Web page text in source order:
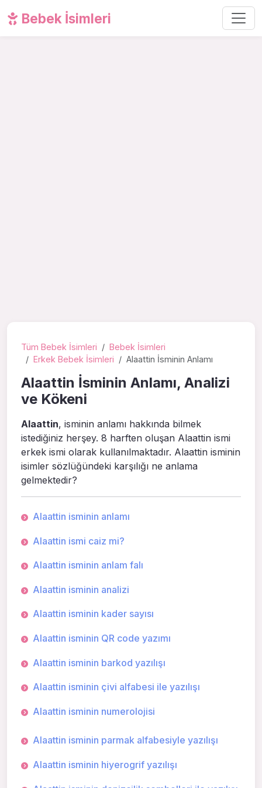
Bebek İsimleri
Tüm Bebek İsimleri
Bebek İsimleri
Erkek Bebek İsimleri
Alaattin İsminin Anlamı
Alaattin İsminin Anlamı, Analizi
ve Kökeni
Alaattin, isminin anlamı hakkında bilmek
istediğiniz herşey. 8 harften oluşan Alaattin ismi
erkek ismi olarak kullanılmaktadır. Alaattin isminin
isimler sözlüğündeki karşılığı ne anlama
gelmektedir?
Alaattin isminin anlamı
Alaattin ismi caiz mi?
Alaattin isminin anlam falı
Alaattin isminin analizi
Alaattin isminin kader sayısı
Alaattin isminin QR code yazımı
Alaattin isminin barkod yazılışı
Alaattin isminin çivi alfabesi ile yazılışı
Alaattin isminin numerolojisi
Alaattin isminin parmak alfabesiyle yazılışı
Alaattin isminin hiyerogrif yazılışı